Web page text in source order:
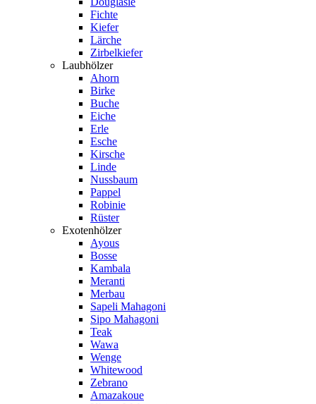
Fichte
Kiefer
Lärche
Zirbelkiefer
Laubhölzer
Ahorn
Birke
Buche
Eiche
Erle
Esche
Kirsche
Linde
Nussbaum
Pappel
Robinie
Rüster
Exotenhölzer
Ayous
Bosse
Kambala
Meranti
Merbau
Sapeli Mahagoni
Sipo Mahagoni
Teak
Wawa
Wenge
Whitewood
Zebrano
Amazakoue